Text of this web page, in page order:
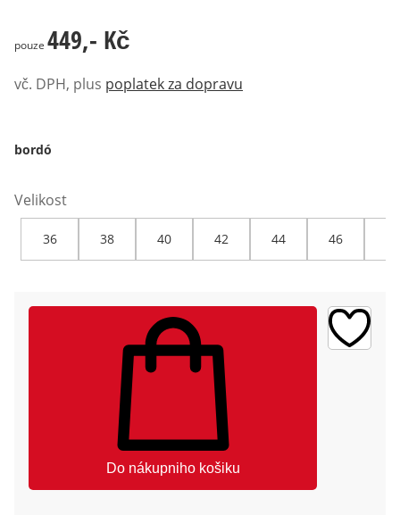
449,- Kč
pouze 449,- Kč
vč. DPH, plus poplatek za dopravu
bordó
Velikost
36 38 40 42 44 46
Do nákupniho košiku